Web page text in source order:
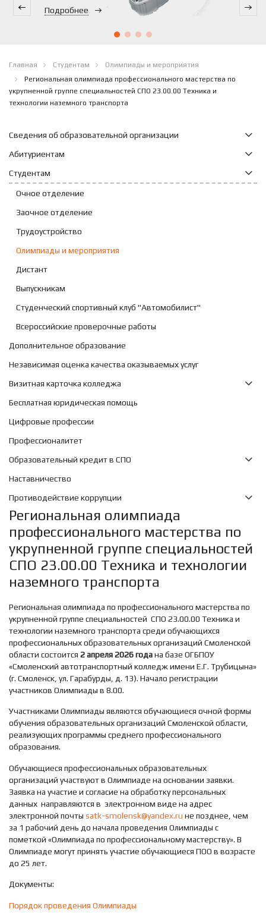
Подробнее
Главная Студентам
Олимпиады и мероприятия
Региональная олимпиада профессионального мастерства по
укрупненной группе специальностей СПО 23.00.00 Техника и
технологии наземного транспорта
Сведения об образовательной организации
Абитуриентам
Студентам
Очное отделение
Заочное отделение
Трудоустройство
Олимпиады и мероприятия
Дистант
Выпускникам
Студенческий спортивный клуб "Автомобилист"
Всероссийские проверочные работы
Дополнительное образование
Независимая оценка качества оказываемых услуг
Визитная карточка колледжа
Бесплатная юридическая помощь
Цифровые профессии
Профессионалитет
Образовательный кредит в СПО
Наставничество
Противодействие коррупции
Региональная олимпиада
профессионального мастерства по
укрупненной группе специальностей
СПО 23.00.00 Техника и технологии
наземного транспорта
Региональная олимпиада по профессионального мастерства по
укрупненной группе специальностей СПО 23.00.00 Техника и
технологии наземного транспорта среди обучающихся
профессиональных образовательных организаций Смоленской
области состоится 2 апреля 2026 годана базе ОГБПОУ
«Смоленский автотранспортный колледж имени Е.Г. Трубицына»
(г. Смоленск, ул. Гарабурды, д. 13). Начало регистрации
участников Олимпиады в 8.00.
Участниками Олимпиады являются обучающиеся очной формы
обучения образовательных организаций Смоленской области,
реализующих программы среднего профессионального
образования.
Обучающиеся профессиональных образовательных
организаций участвуют в Олимпиаде на основании заявки.
Заявка на участие и согласие на обработку персональных
данных направляются в электронном виде на адрес
электронной почты satk-smolensk@yandex.ru не позднее, чем
за 1 рабочий день до начала проведения Олимпиады с
пометкой «Олимпиада по профессиональному мастерству». В
Олимпиаде могут принять участие обучающиеся ПОО в возрасте
до 25 лет.
Документы:
Порядок проведения Олимпиады